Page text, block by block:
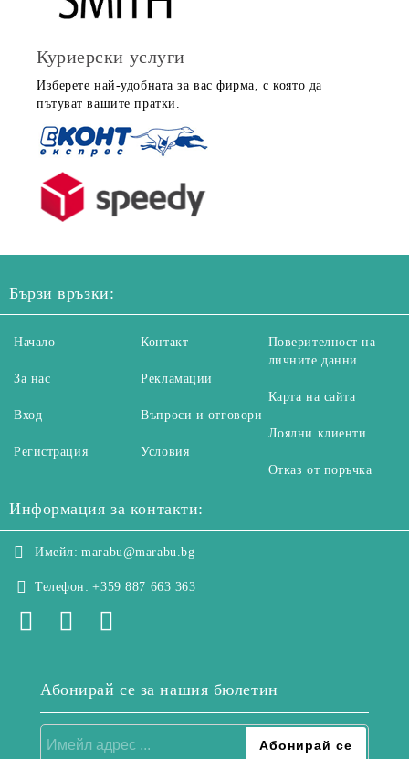
Куриерски услуги
Изберете най-удобната за вас фирма, с която да
пътуват вашите пратки.
Бързи връзки:
Начало
За нас
Вход
Регистрация
Контакт
Рекламации
Въпроси и отговори
Условия
Поверителност на
личните данни
Карта на сайта
Лоялни клиенти
Отказ от поръчка
Информация за контакти:
Имейл: marabu@marabu.bg
Телефон: +359 887 663 363
Абонирай се за нашия бюлетин